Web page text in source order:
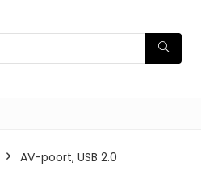
AV-poort, USB 2.0